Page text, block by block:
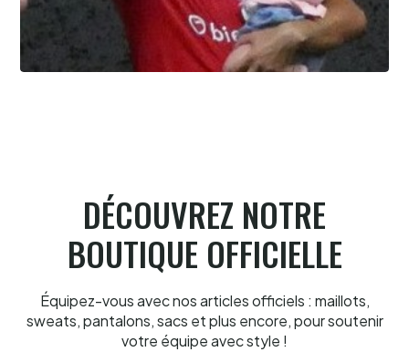
DÉCOUVREZ NOTRE
BOUTIQUE OFFICIELLE
Équipez-vous avec nos articles officiels : maillots,
sweats, pantalons, sacs et plus encore, pour soutenir
votre équipe avec style !